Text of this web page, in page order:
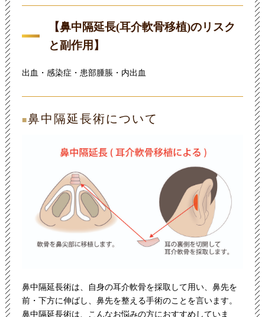
【鼻中隔延長(耳介軟骨移植)のリスク
と副作用】
出血・感染症・患部腫脹・内出血
■鼻中隔延長術について
鼻中隔延長術は、自身の耳介軟骨を採取して用い、鼻先を
前・下方に伸ばし、鼻先を整える手術のことを言います。
鼻中隔延長術は、こんなお悩みの方におすすめしていま